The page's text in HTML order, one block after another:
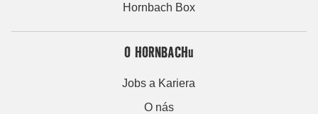
Hornbach Box
O HORNBACHu
Jobs a Kariera
O nás